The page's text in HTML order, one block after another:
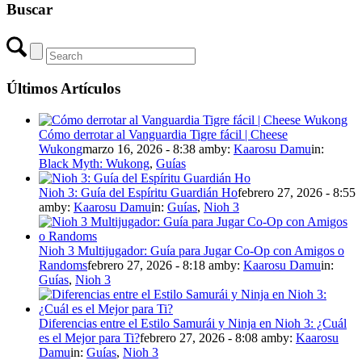
Buscar
Últimos Artículos
Cómo derrotar al Vanguardia Tigre fácil | Cheese
Wukongmarzo 16, 2026 - 8:38 amby: Kaarosu Damuin:
Black Myth: Wukong, Guías
Nioh 3: Guía del Espíritu Guardián Hofebrero 27, 2026 - 8:55
amby: Kaarosu Damuin: Guías, Nioh 3
Nioh 3 Multijugador: Guía para Jugar Co-Op con Amigos o
Randomsfebrero 27, 2026 - 8:18 amby: Kaarosu Damuin:
Guías, Nioh 3
Diferencias entre el Estilo Samurái y Ninja en Nioh 3: ¿Cuál
es el Mejor para Ti?febrero 27, 2026 - 8:08 amby: Kaarosu
Damuin: Guías, Nioh 3